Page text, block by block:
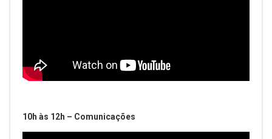
10h às 12h – Comunicações